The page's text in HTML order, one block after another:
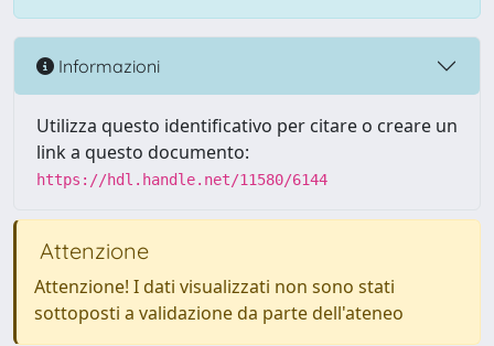
Informazioni
Utilizza questo identificativo per citare o creare un
link a questo documento:
https://hdl.handle.net/11580/6144
Attenzione
Attenzione! I dati visualizzati non sono stati
sottoposti a validazione da parte dell'ateneo